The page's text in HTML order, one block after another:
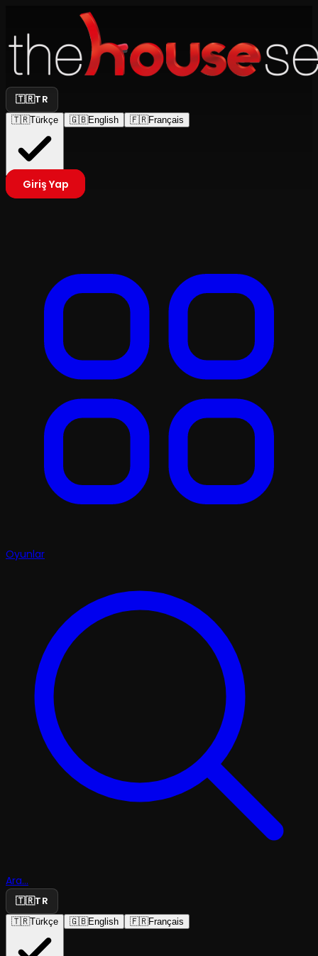
🇹🇷TR
🇹🇷Türkçe 🇬🇧English 🇫🇷Français
Giriş Yap
Oyunlar
Ara...
🇹🇷TR
🇹🇷Türkçe 🇬🇧English 🇫🇷Français